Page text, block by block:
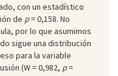
con un estadístico
de p= 0,158. No
por lo que asumimos
sigue una distribución
para la variable
(W = 0,982, p=